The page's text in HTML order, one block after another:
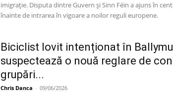
imigrație. Disputa dintre Guvern și Sinn Féin a ajuns în
înainte de intrarea în vigoare a noilor reguli europene.
Biciclist lovit intenționat în
suspectează o nouă reglare de
grupări...
Chris Danca - 09/06/2026